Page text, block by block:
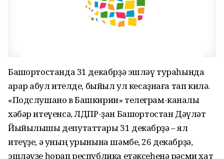
Башҡортостанда 31 декабрҙә эшләү тураһында
ҡарар ҡабул ителде, быйыл ул кесаҙнаға тап килә.
«Подслушано в Башкирии» телеграм-каналы
хәбәр итеүенсә, ЛДПР-ҙан Башҡортостан Дәүләт
Йыйылышы депутаттары 31 декабрҙә – ял
итеүҙе, ә уның урынына шәмбе, 26 декабрҙә,
эшләүҙе һорап республика етәксеһенә рәсми хат